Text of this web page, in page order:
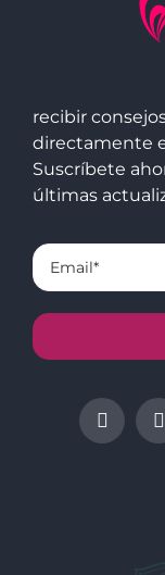
recibir
directamente
Suscríbete
últimas